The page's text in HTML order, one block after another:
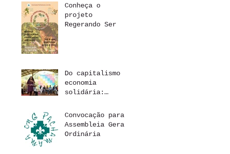
Conheça o
projeto
Regerando Ser
Do capitalismo à
economia
solidária:
relação com o
dinheiro
Convocação para
Assembleia Geral
Ordinária